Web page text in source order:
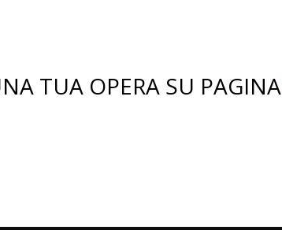
TUA OPERA SU PAGINA